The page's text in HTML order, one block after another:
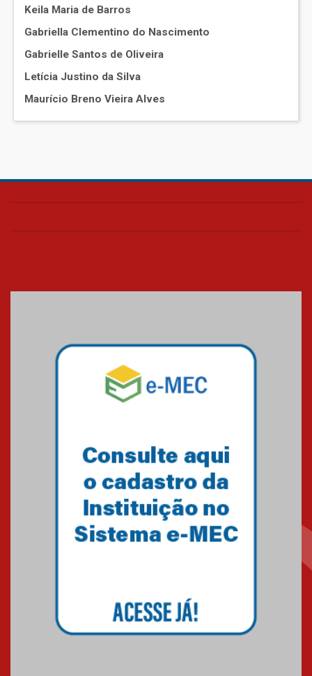
Keila Maria de Barros
Gabriella Clementino do Nascimento
Gabrielle Santos de Oliveira
Letícia Justino da Silva
Maurício Breno Vieira Alves